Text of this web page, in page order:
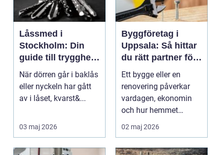
Låssmed i
Stockholm: Din
guide till trygghet
och säkerhet
När dörren går i baklås
eller nyckeln har gått
av i låset, kvarst&...
03 maj 2026
Byggföretag i
Uppsala: Så hittar
du rätt partner för
ditt projekt
Ett bygge eller en
renovering påverkar
vardagen, ekonomin
och hur hemmet
fungerar under l&arin...
02 maj 2026